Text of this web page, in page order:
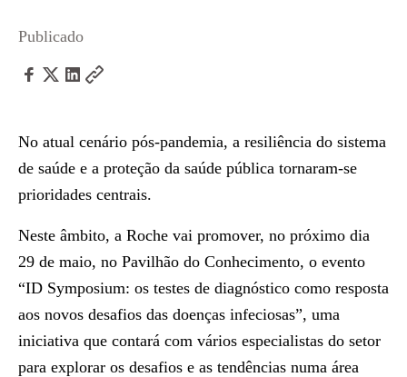
Publicado
No atual cenário pós-pandemia, a resiliência do sistema
de saúde e a proteção da saúde pública tornaram-se
prioridades centrais.
Neste âmbito, a Roche vai promover, no próximo dia
29 de maio, no Pavilhão do Conhecimento, o evento
“ID Symposium: os testes de diagnóstico como resposta
aos novos desafios das doenças infeciosas”, uma
iniciativa que contará com vários especialistas do setor
para explorar os desafios e as tendências numa área